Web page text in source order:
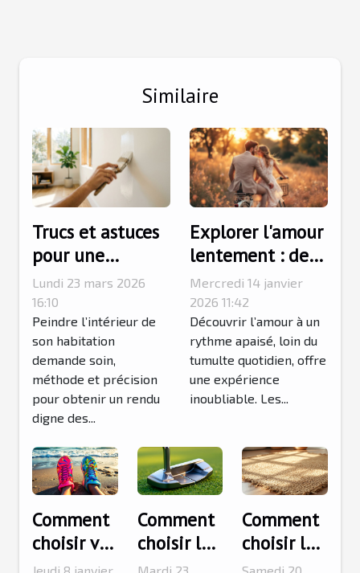
Similaire
Trucs et astuces
pour une
peinture
intérieure
impeccable
Lundi 23 mars 2026
16:10
Peindre l’intérieur de
son habitation
demande soin,
méthode et précision
pour obtenir un rendu
digne des...
Explorer l'amour
lentement : des
séjours
romantiques
accessibles par
transport
alternatif
Mercredi 14 janvier
2026 11:42
Découvrir l’amour à un
rythme apaisé, loin du
tumulte quotidien, offre
une expérience
inoubliable. Les...
Comment
choisir vos
chaussons
Comment
choisir le
putter de
Comment
choisir le
tapis en